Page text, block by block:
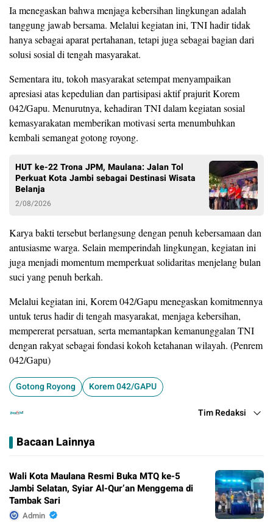
Ia menegaskan bahwa menjaga kebersihan lingkungan adalah
tanggung jawab bersama. Melalui kegiatan ini, TNI hadir tidak
hanya sebagai aparat pertahanan, tetapi juga sebagai bagian dari
solusi sosial di tengah masyarakat.
Sementara itu, tokoh masyarakat setempat menyampaikan
apresiasi atas kepedulian dan partisipasi aktif prajurit Korem
042/Gapu. Menurutnya, kehadiran TNI dalam kegiatan sosial
kemasyarakatan memberikan motivasi serta menumbuhkan
kembali semangat gotong royong.
HUT ke-22 Trona JPM, Maulana: Jalan Tol
Perkuat Kota Jambi sebagai Destinasi Wisata
Belanja
2/08/2026
Karya bakti tersebut berlangsung dengan penuh kebersamaan dan
antusiasme warga. Selain memperindah lingkungan, kegiatan ini
juga menjadi momentum memperkuat solidaritas menjelang bulan
suci yang penuh berkah.
Melalui kegiatan ini, Korem 042/Gapu menegaskan komitmennya
untuk terus hadir di tengah masyarakat, menjaga kebersihan,
mempererat persatuan, serta memantapkan kemanunggalan TNI
dengan rakyat sebagai fondasi kokoh ketahanan wilayah. (Penrem
042/Gapu)
Gotong Royong Korem 042/GAPU
Tim Redaksi
Bacaan Lainnya
Wali Kota Maulana Resmi Buka MTQ ke-5
Jambi Selatan, Syiar Al-Qur’an Menggema di
Tambak Sari
Admin